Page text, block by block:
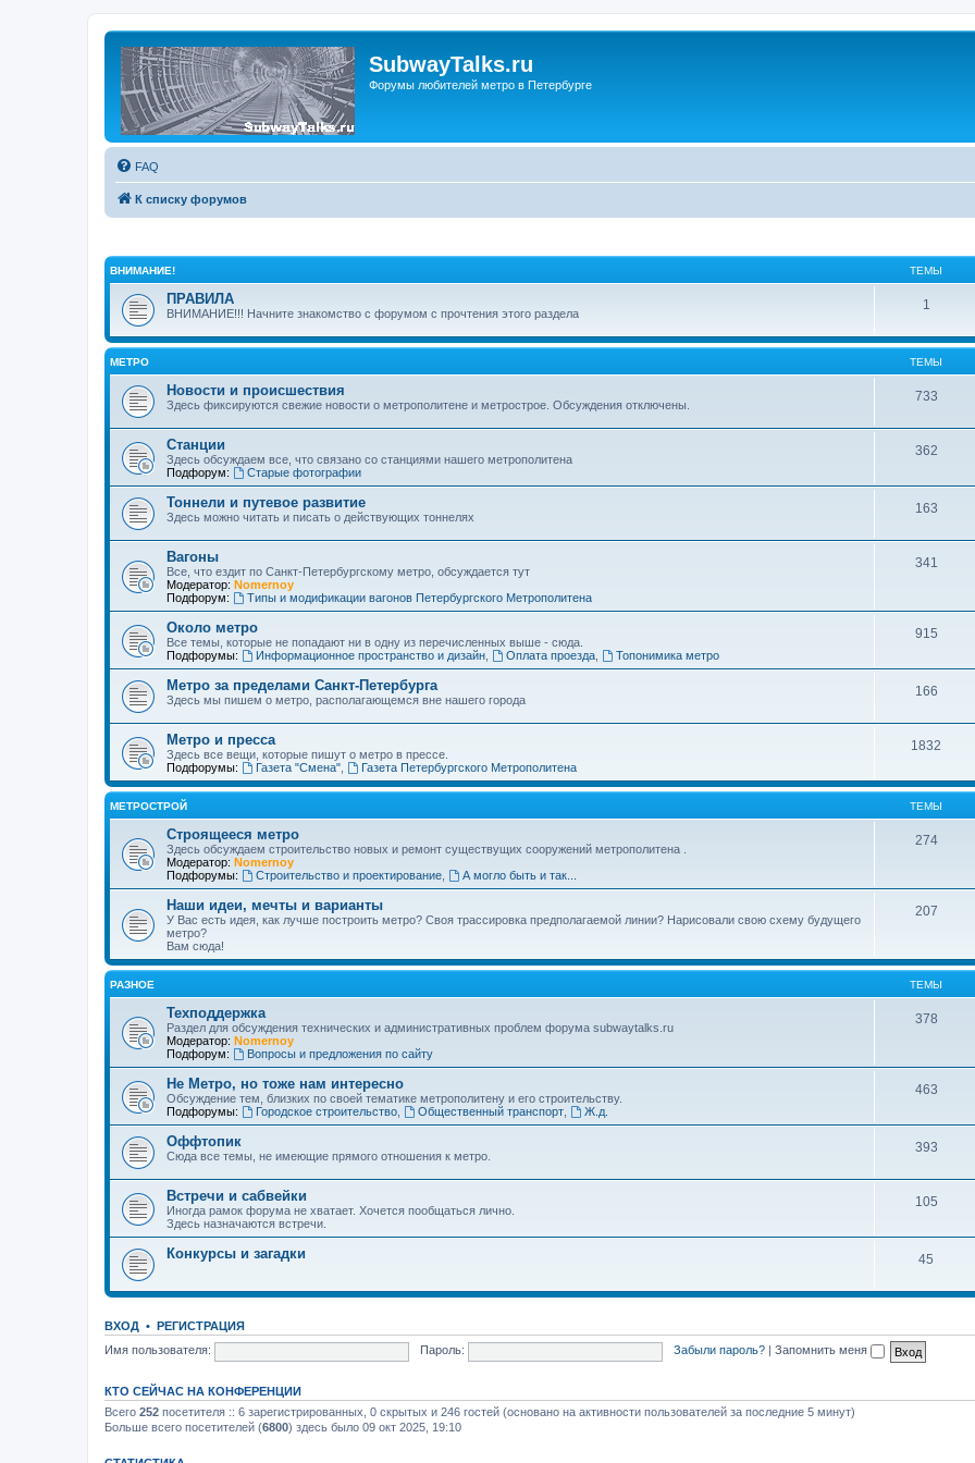
SubwayTalks.ru
Форумы любителей метро в Петербурге
FAQ
К списку форумов
ВНИМАНИЕ! ТЕМЫ
ПРАВИЛА
ВНИМАНИЕ!!! Начните знакомство с форумом с прочтения этого раздела
1
МЕТРО ТЕМЫ
Новости и происшествия
Здесь фиксируются свежие новости о метрополитене и метрострое. Обсуждения отключены.
733
Станции
Здесь обсуждаем все, что связано со станциями нашего метрополитена
Подфорум:
Старые фотографии
362
Тоннели и путевое развитие
Здесь можно читать и писать о действующих тоннелях
163
Вагоны
Все, что ездит по Санкт-Петербургскому метро, обсуждается тут
Модератор: Nomernoy
Подфорум:
Типы и модификации вагонов Петербургского Метрополитена
341
Около метро
Все темы, которые не попадают ни в одну из перечисленных выше - сюда.
Подфорумы:
Информационное пространство и дизайн, Оплата проезда, Топонимика метро
915
Метро за пределами Санкт-Петербурга
Здесь мы пишем о метро, располагающемся вне нашего города
166
Метро и пресса
Здесь все вещи, которые пишут о метро в прессе.
Подфорумы:
Газета "Смена", Газета Петербургского Метрополитена
1832
МЕТРОСТРОЙ ТЕМЫ
Строящееся метро
Здесь обсуждаем строительство новых и ремонт существущих сооружений метрополитена .
Модератор: Nomernoy
Подфорумы:
Строительство и проектирование, А могло быть и так...
274
Наши идеи, мечты и варианты
У Вас есть идея, как лучше построить метро? Своя трассировка предполагаемой линии? Нарисовали свою схему будущего
метро?
Вам сюда!
207
РАЗНОЕ ТЕМЫ
Техподдержка
Раздел для обсуждения технических и административных проблем форума subwaytalks.ru
Модератор: Nomernoy
Подфорум:
Вопросы и предложения по сайту
378
Не Метро, но тоже нам интересно
Обсуждение тем, близких по своей тематике метрополитену и его строительству.
Подфорумы:
Городское строительство, Общественный транспорт, Ж.д.
463
Оффтопик
Сюда все темы, не имеющие прямого отношения к метро.
393
Встречи и сабвейки
Иногда рамок форума не хватает. Хочется пообщаться лично.
Здесь назначаются встречи.
105
Конкурсы и загадки 45
ВХОД • РЕГИСТРАЦИЯ
Имя пользователя:
Пароль: Забыли пароль? Запомнить меня
КТО СЕЙЧАС НА КОНФЕРЕНЦИИ
Всего 252 посетителя :: 6 зарегистрированных, 0 скрытых и 246 гостей (основано на активности пользователей за последние 5 минут)
Больше всего посетителей (6800) здесь было 09 окт 2025, 19:10